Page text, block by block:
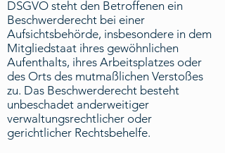
DSGVO steht den Betroffenen ein
Beschwerderecht bei einer
Aufsichtsbehörde, insbesondere in dem
Mitgliedstaat ihres gewöhnlichen
Aufenthalts, ihres Arbeitsplatzes oder
des Orts des mutmaßlichen Verstoßes
zu. Das Beschwerderecht besteht
unbeschadet anderweitiger
verwaltungsrechtlicher oder
gerichtlicher Rechtsbehelfe.